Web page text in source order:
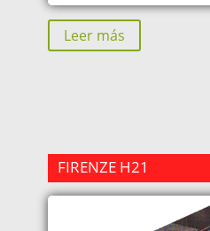
Leer más
FIRENZE H21